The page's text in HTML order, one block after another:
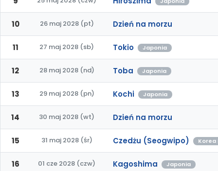
10 26 maj 2028 (pt) Dzień na morzu
11 27 maj 2028 (sb) Tokio Japonia
12 28 maj 2028 (nd) Toba Japonia
13 29 maj 2028 (pn) Kochi Japonia
14 30 maj 2028 (wt) Dzień na morzu
15 31 maj 2028 (śr) Czedżu (Seogwipo) Korea
16 01 cze 2028 (czw) Kagoshima Japonia